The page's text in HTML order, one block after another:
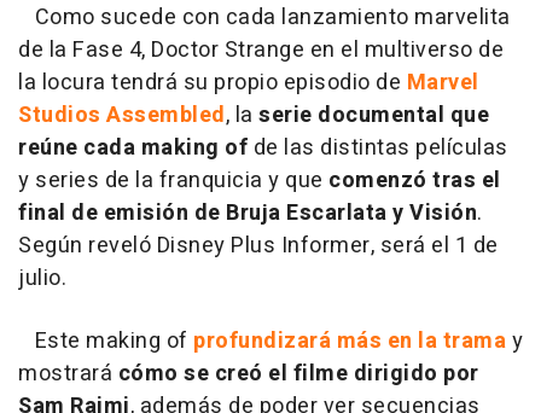
Como sucede con cada lanzamiento marvelita
de la Fase 4, Doctor Strange en el multiverso de
la locura tendrá su propio episodio de Marvel
Studios Assembled, la serie documental que
reúne cada making of de las distintas películas
y series de la franquicia y que comenzó tras el
final de emisión de Bruja Escarlata y Visión.
Según reveló Disney Plus Informer, será el 1 de
julio.
Este making of profundizará más en la tramay
mostrará cómo se creó el filme dirigido por